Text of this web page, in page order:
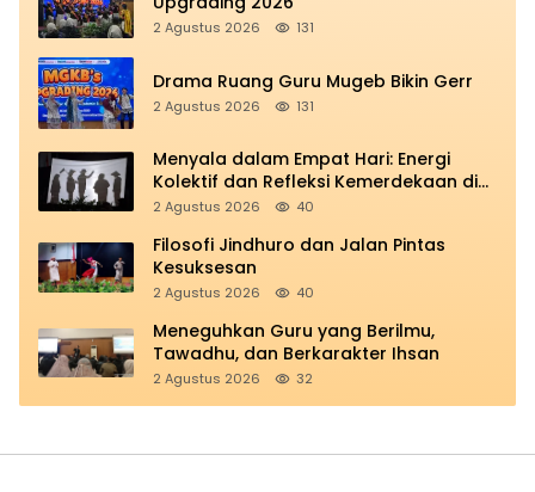
2 Agustus 2026 131
Drama Ruang Guru Mugeb Bikin Gerr
2 Agustus 2026 131
Menyala dalam Empat Hari: Energi
Kolektif dan Refleksi Kemerdekaan di
Panggung Education
2 Agustus 2026 40
Filosofi Jindhuro dan Jalan Pintas
Kesuksesan
2 Agustus 2026 40
Meneguhkan Guru yang Berilmu,
Tawadhu, dan Berkarakter Ihsan
2 Agustus 2026 32